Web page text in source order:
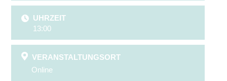
UHRZEIT
13:00
VERANSTALTUNGSORT
Online